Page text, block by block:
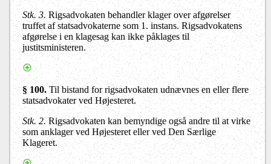
Stk. 3. Rigsadvokaten behandler klager over afgørelser
truffet af statsadvokaterne som 1. instans. Rigsadvokatens
afgørelse i en klagesag kan ikke påklages til
justitsministeren.
§ 100. Til bistand for rigsadvokaten udnævnes en eller flere
statsadvokater ved Højesteret.
Stk. 2. Rigsadvokaten kan bemyndige også andre til at virke
som anklager ved Højesteret eller ved Den Særlige
Klageret.